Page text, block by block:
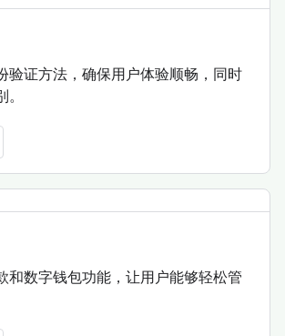
验证方法，确保用户体验顺畅，同时
和数字钱包功能，让用户能够轻松管